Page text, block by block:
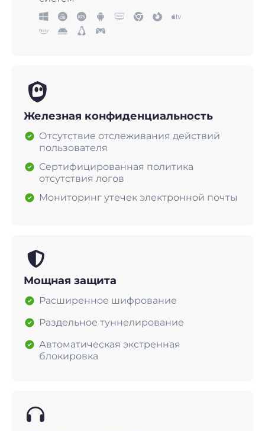
Железная конфиденциальность
Отсутствие отслеживания действий
пользователя
Сертифицированная политика
отсутствия логов
Мониторинг утечек электронной почты
Мощная защита
Расширенное шифрование
Раздельное туннелирование
Автоматическая экстренная
блокировка